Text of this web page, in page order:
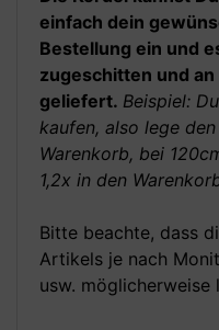
einfach dein
Bestellung ein und
zugeschitten und
geliefert. Beispiel:
kaufen, also lege
Warenkorb, bei
1,2x in den
Bitte beachte, dass
Artikels je nach
usw. möglicherweise